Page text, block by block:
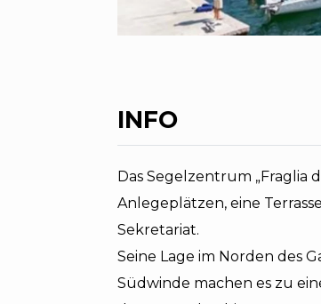
INFO
Das Segelzentrum „Fraglia
Anlegeplätzen, eine
Sekretariat.
Seine Lage im Norden des
Südwinde machen es zu